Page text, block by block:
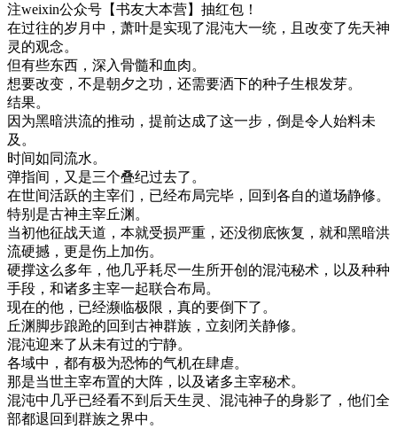
注weixin公众号【书友大本营】抽红包！
在过往的岁月中，萧叶是实现了混沌大一统，且改变了先天神
灵的观念。
但有些东西，深入骨髓和血肉。
想要改变，不是朝夕之功，还需要洒下的种子生根发芽。
结果。
因为黑暗洪流的推动，提前达成了这一步，倒是令人始料未
及。
时间如同流水。
弹指间，又是三个叠纪过去了。
在世间活跃的主宰们，已经布局完毕，回到各自的道场静修。
特别是古神主宰丘渊。
当初他征战天道，本就受损严重，还没彻底恢复，就和黑暗洪
流硬撼，更是伤上加伤。
硬撑这么多年，他几乎耗尽一生所开创的混沌秘术，以及种种
手段，和诸多主宰一起联合布局。
现在的他，已经濒临极限，真的要倒下了。
丘渊脚步踉跄的回到古神群族，立刻闭关静修。
混沌迎来了从未有过的宁静。
各域中，都有极为恐怖的气机在肆虐。
那是当世主宰布置的大阵，以及诸多主宰秘术。
混沌中几乎已经看不到后天生灵、混沌神子的身影了，他们全
部都退回到群族之界中。